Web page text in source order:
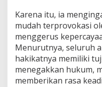
Karena itu, ia
mudah terprovokasi
menggerus
Menurutnya, seluruh
hakikatnya memiliki
menegakkan hukum,
memberikan rasa